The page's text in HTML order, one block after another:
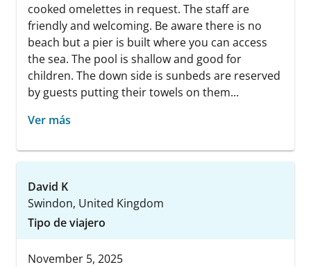
cooked omelettes in request. The staff are
friendly and welcoming. Be aware there is no
beach but a pier is built where you can access
the sea. The pool is shallow and good for
children. The down side is sunbeds are reserved
by guests putting their towels on them...
Ver más
David K
Swindon, United Kingdom
Tipo de viajero
November 5, 2025